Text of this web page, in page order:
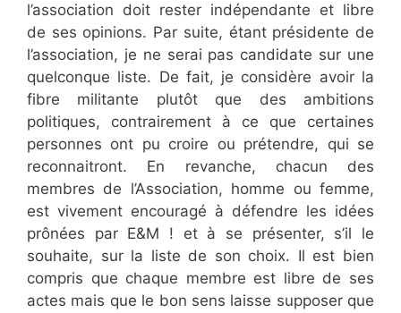
l’association doit rester indépendante et libre
de ses opinions. Par suite, étant présidente de
l’association, je ne serai pas candidate sur une
quelconque liste. De fait, je considère avoir la
fibre militante plutôt que des ambitions
politiques, contrairement à ce que certaines
personnes ont pu croire ou prétendre, qui se
reconnaitront. En revanche, chacun des
membres de l’Association, homme ou femme,
est vivement encouragé à défendre les idées
prônées par E&M ! et à se présenter, s’il le
souhaite, sur la liste de son choix. Il est bien
compris que chaque membre est libre de ses
actes mais que le bon sens laisse supposer que